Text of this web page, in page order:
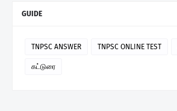
GUIDE
TNPSC ANSWER TNPSC ONLINE TEST
கட்டுரை